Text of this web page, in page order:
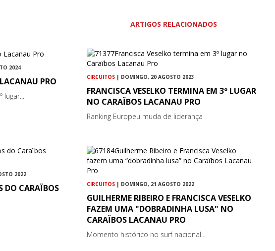
ARTIGOS RELACIONADOS
2024
PRO
lugar...
CIRCUITOS | DOMINGO, 20 AGOSTO 2023
FRANCISCA VESELKO TERMINA EM 3º LUGAR
NO CARAÏBOS LACANAU PRO
Ranking Europeu muda de liderança
2022
DO CARAÏBOS
CIRCUITOS | DOMINGO, 21 AGOSTO 2022
GUILHERME RIBEIRO E FRANCISCA VESELKO
FAZEM UMA "DOBRADINHA LUSA" NO
CARAÏBOS LACANAU PRO
Momento histórico no surf nacional...